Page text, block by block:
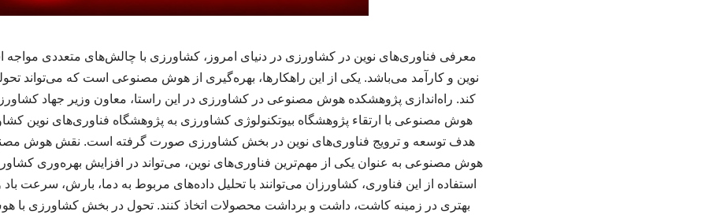
معرفی فناوری‌های نوین در کشاورزی در دنیای امروز، کشاورزی با چالش‌های متعددی مواجه
نوین و کارآمد می‌باشد. یکی از این راهکارها، بهره‌گیری از هوش مصنوعی است که می‌تواند
کند. راه‌اندازی پژوهشکده هوش مصنوعی در کشاورزی در این راستا، معاون وزیر جهاد
هوش مصنوعی با ارتقاء پژوهشگاه بیوتکنولوژی کشاورزی به پژوهشگاه فناوری‌های نوین
هدف توسعه و ترویج فناوری‌های نوین در بخش کشاورزی صورت گرفته است. نقش هوش
هوش مصنوعی به عنوان یکی از مهم‌ترین فناوری‌های نوین، می‌تواند در افزایش بهره‌وری
استفاده از این فناوری، کشاورزان می‌توانند با تحلیل داده‌های مربوط به دما، بارش، سرعت
بهتری در زمینه کاشت، داشت و برداشت محصولات اتخاذ کنند. تحول در بخش کشاورزی